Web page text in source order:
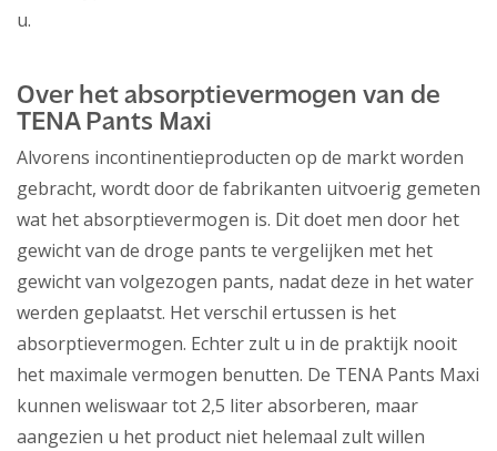
u.
Over het absorptievermogen van de
TENA Pants Maxi
Alvorens incontinentieproducten op de markt worden
gebracht, wordt door de fabrikanten uitvoerig gemeten
wat het absorptievermogen is. Dit doet men door het
gewicht van de droge pants te vergelijken met het
gewicht van volgezogen pants, nadat deze in het water
werden geplaatst. Het verschil ertussen is het
absorptievermogen. Echter zult u in de praktijk nooit
het maximale vermogen benutten. De TENA Pants Maxi
kunnen weliswaar tot 2,5 liter absorberen, maar
aangezien u het product niet helemaal zult willen